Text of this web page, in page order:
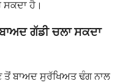
ਸਕਦਾ ਹੈ।
ਗੱਡੀ ਚਲਾ ਸਕਦਾ
ਬਾਅਦ ਸੁਰੱਖਿਅਤ ਢੰਗ ਨਾਲ